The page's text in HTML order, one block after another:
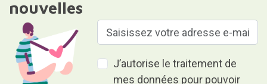
nouvelles
J’autorise le traitement de
mes données pour pouvoir